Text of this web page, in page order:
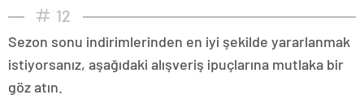
12
Sezon sonu indirimlerinden en iyi şekilde yararlanmak
istiyorsanız, aşağıdaki alışveriş ipuçlarına mutlaka bir
göz atın.